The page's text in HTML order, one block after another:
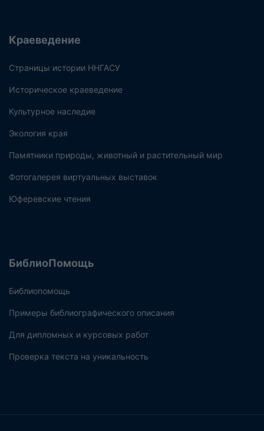
Краеведение
Страницы истории ННГАСУ
Историческое краеведение
Культурное наследие
Экология края
Памятники природы, животный и растительный мир
Фотогалерея виртуальных выставок
Юферевские чтения
БиблиоПомощь
Библиопомощь
Примеры библиографического описания
Для дипломных и курсовых работ
Проверка текста на уникальность